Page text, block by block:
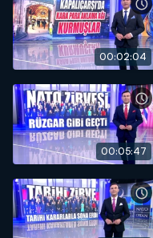
00:02:04
00:05:47